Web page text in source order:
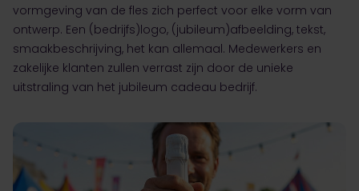
vormgeving van de fles zich perfect voor elke vorm van
ontwerp. Een (bedrijfs)logo, (jubileum)afbeelding, tekst,
smaakbeschrijving, het kan allemaal. Medewerkers en
zakelijke klanten zullen verrast zijn door de unieke
uitstraling van het jubileum cadeau bedrijf.